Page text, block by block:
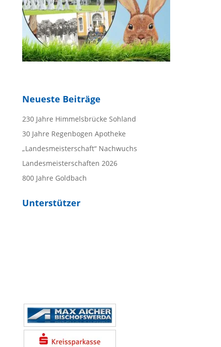
Neueste Beiträge
230 Jahre Himmelsbrücke Sohland
30 Jahre Regenbogen Apotheke
„Landesmeisterschaft“ Nachwuchs
Landesmeisterschaften 2026
800 Jahre Goldbach
Unterstützer